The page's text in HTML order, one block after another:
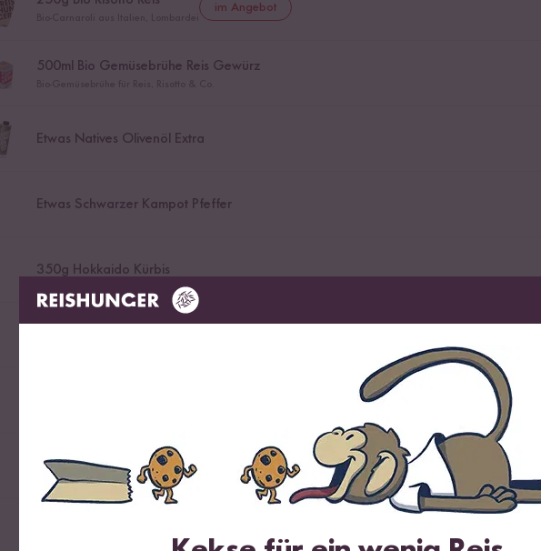
im Angebot
500ml Bio Gemüsebrühe Reis Gewürz
Etwas Natives Olivenöl Extra
Etwas Schwarzer Kampot Pfeffer
350g Hokkaido Kürbis
70g Parmesan